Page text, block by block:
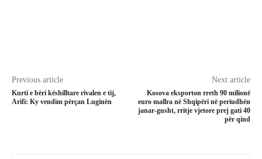
Previous article
Kurti e bëri këshilltare rivalen e tij,
Arifi: Ky vendim përçan Luginën
Next article
Kosova eksporton rreth 90 milionë
euro mallra në Shqipëri në periudhën
janar-gusht, rritje vjetore prej gati 40
për qind